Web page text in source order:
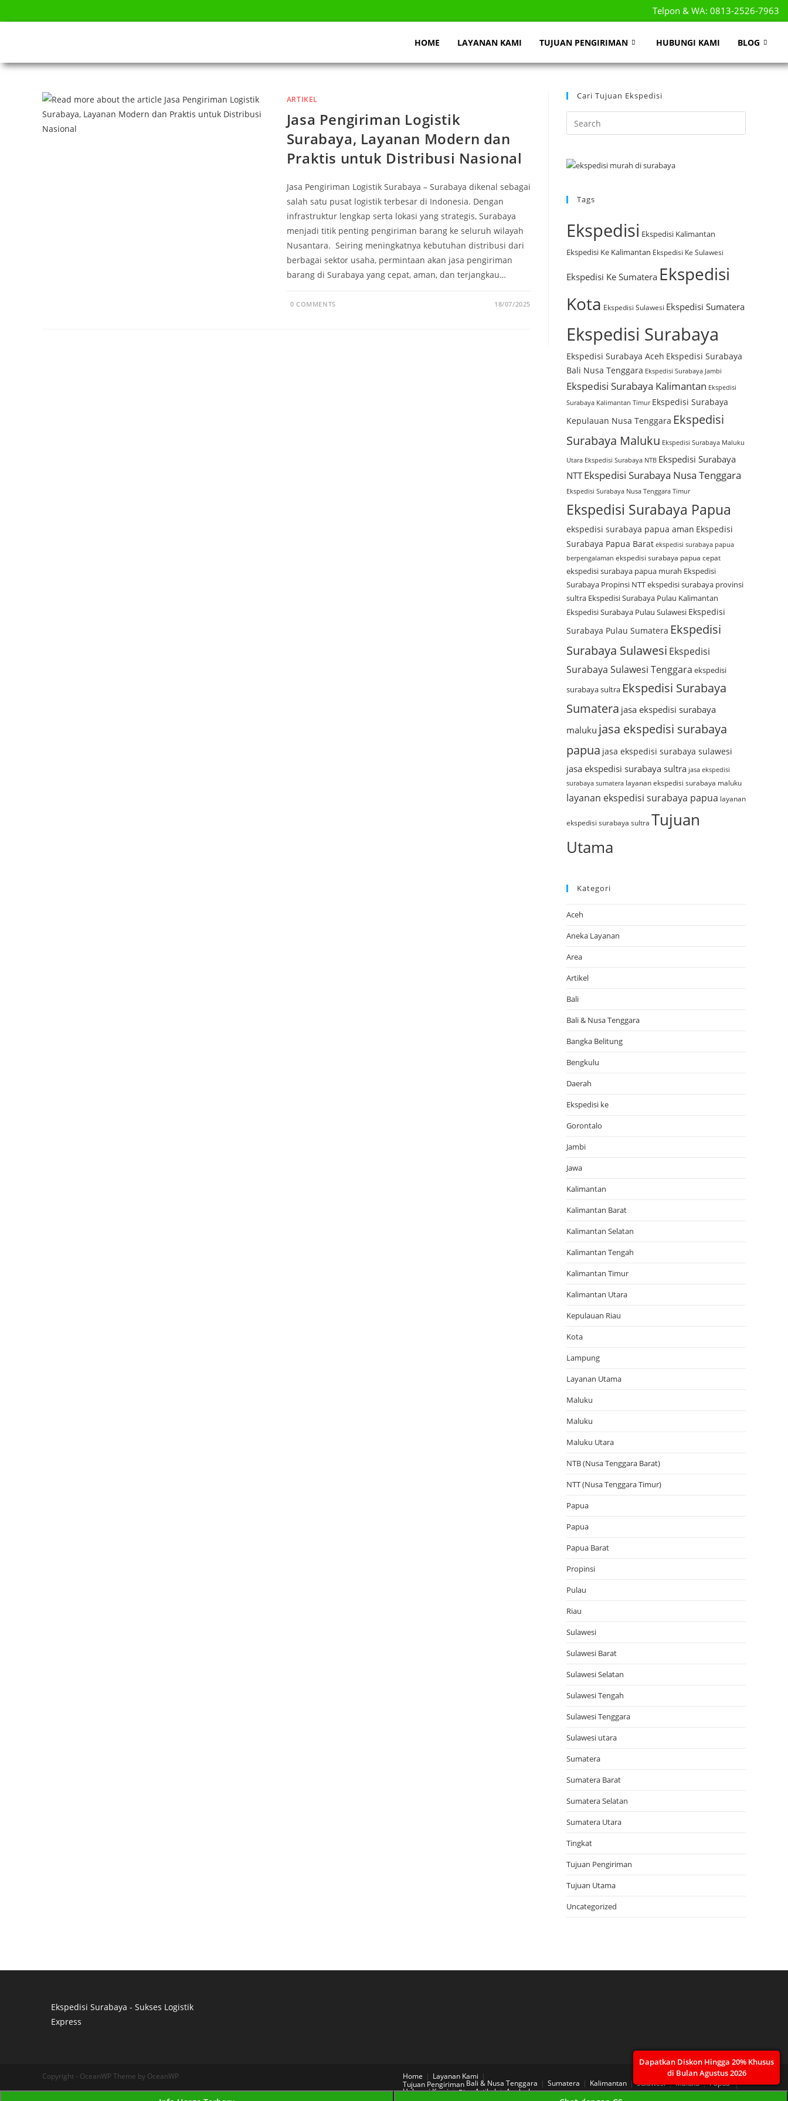
Telpon & WA: 0813-2526-7963
HOME LAYANAN KAMI TUJUAN PENGIRIMAN HUBUNGI KAMI BLOG
ARTIKEL
Jasa Pengiriman Logistik
Surabaya, Layanan Modern dan
Praktis untuk Distribusi Nasional
Jasa Pengiriman Logistik Surabaya – Surabaya dikenal sebagai
salah satu pusat logistik terbesar di Indonesia. Dengan
infrastruktur lengkap serta lokasi yang strategis, Surabaya
menjadi titik penting pengiriman barang ke seluruh wilayah
Nusantara. Seiring meningkatnya kebutuhan distribusi dari
berbagai sektor usaha, permintaan akan jasa pengiriman
barang di Surabaya yang cepat, aman, dan terjangkau…
0 COMMENTS 18/07/2025
Cari Tujuan Ekspedisi
Tags
Ekspedisi Ekspedisi Kalimantan
Ekspedisi Ke Kalimantan Ekspedisi Ke Sulawesi
Ekspedisi Ke Sumatera Ekspedisi
Kota Ekspedisi Sulawesi Ekspedisi Sumatera
Ekspedisi Surabaya
Ekspedisi Surabaya Aceh Ekspedisi Surabaya
Bali Nusa Tenggara Ekspedisi Surabaya Jambi
Ekspedisi Surabaya Kalimantan Ekspedisi
Surabaya Kalimantan Timur Ekspedisi Surabaya
Kepulauan Nusa Tenggara Ekspedisi
Surabaya Maluku Ekspedisi Surabaya Maluku
Utara Ekspedisi Surabaya NTB Ekspedisi Surabaya
NTT Ekspedisi Surabaya Nusa Tenggara
Ekspedisi Surabaya Nusa Tenggara Timur
Ekspedisi Surabaya Papua
ekspedisi surabaya papua aman Ekspedisi
Surabaya Papua Barat ekspedisi surabaya papua
berpengalaman ekspedisi surabaya papua cepat
ekspedisi surabaya papua murah Ekspedisi
Surabaya Propinsi NTTekspedisi surabaya provinsi
sultra Ekspedisi Surabaya Pulau Kalimantan
Ekspedisi Surabaya Pulau Sulawesi Ekspedisi
Surabaya Pulau Sumatera Ekspedisi
Surabaya Sulawesi Ekspedisi
Surabaya Sulawesi Tenggara ekspedisi
surabaya sultra Ekspedisi Surabaya
Sumatera jasa ekspedisi surabaya
maluku jasa ekspedisi surabaya
papua jasa ekspedisi surabaya sulawesi
jasa ekspedisi surabaya sultra jasa ekspedisi
surabaya sumatera layanan ekspedisi surabaya maluku
layanan ekspedisi surabaya papua layanan
ekspedisi surabaya sultra Tujuan
Utama
Kategori
Aceh
Aneka Layanan
Area
Artikel
Bali
Bali & Nusa Tenggara
Bangka Belitung
Bengkulu
Daerah
Ekspedisi ke
Gorontalo
Jambi
Jawa
Kalimantan
Kalimantan Barat
Kalimantan Selatan
Kalimantan Tengah
Kalimantan Timur
Kalimantan Utara
Kepulauan Riau
Kota
Lampung
Layanan Utama
Maluku
Maluku
Maluku Utara
NTB (Nusa Tenggara Barat)
NTT (Nusa Tenggara Timur)
Papua
Papua
Papua Barat
Propinsi
Pulau
Riau
Sulawesi
Sulawesi Barat
Sulawesi Selatan
Sulawesi Tengah
Sulawesi Tenggara
Sulawesi utara
Sumatera
Sumatera Barat
Sumatera Selatan
Sumatera Utara
Tingkat
Tujuan Pengiriman
Tujuan Utama
Uncategorized
Dapatkan Diskon Hingga 20% Khusus
di Bulan Agustus 2026
Ekspedisi Surabaya - Sukses Logistik
Express
Jasa Tank Cleaning
Home
Layanan Kami
Tujuan Pengiriman Bali & Nusa Tenggara Sumatera Kalimantan Sulawesi Maluku
Papua
Hubungi Kami
BlogArtikel Aneka Layanan
Copyright - OceanWP Theme by OceanWP